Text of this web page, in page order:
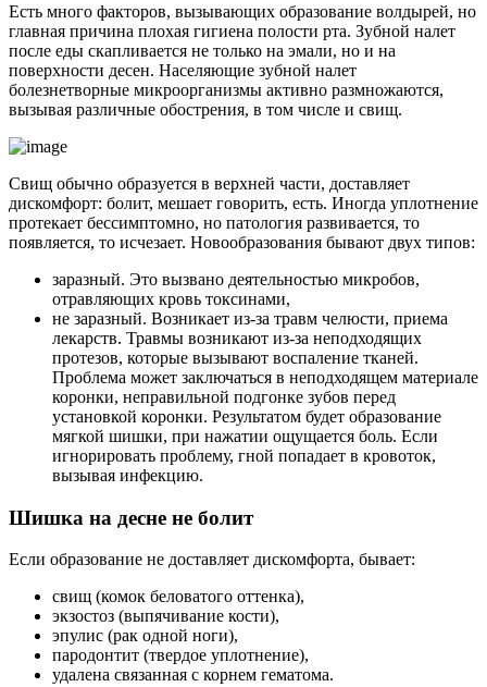
Есть много факторов, вызывающих образование волдырей, но
главная причина плохая гигиена полости рта. Зубной налет
после еды скапливается не только на эмали, но и на
поверхности десен. Населяющие зубной налет
болезнетворные микроорганизмы активно размножаются,
вызывая различные обострения, в том числе и свищ.
Свищ обычно образуется в верхней части, доставляет
дискомфорт: болит, мешает говорить, есть. Иногда уплотнение
протекает бессимптомно, но патология развивается, то
появляется, то исчезает. Новообразования бывают двух типов:
заразный. Это вызвано деятельностью микробов,
отравляющих кровь токсинами,
не заразный. Возникает из-за травм челюсти, приема
лекарств. Травмы возникают из-за неподходящих
протезов, которые вызывают воспаление тканей.
Проблема может заключаться в неподходящем материале
коронки, неправильной подгонке зубов перед
установкой коронки. Результатом будет образование
мягкой шишки, при нажатии ощущается боль. Если
игнорировать проблему, гной попадает в кровоток,
вызывая инфекцию.
Шишка на десне не болит
Если образование не доставляет дискомфорта, бывает:
свищ (комок беловатого оттенка),
экзостоз (выпячивание кости),
эпулис (рак одной ноги),
пародонтит (твердое уплотнение),
удалена связанная с корнем гематома.